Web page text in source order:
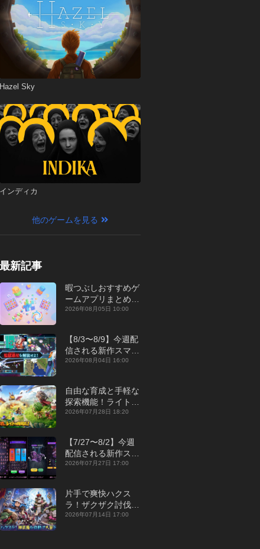
Hazel Sky
インディカ
他のゲームを見る
最新記事
暇つぶしおすすめゲ
ームアプリまとめ｜
オフライン対応あり
2026年08月05日 10:00
【8/3〜8/9】今週配
信される新作スマホ
ゲームをまとめてお
2026年08月04日 16:00
自由な育成と手軽な
探索機能！ライトカ
ジュアルMMORPG
P】
2026年07月28日 18:20
【7/27〜8/2】今週
配信される新作スマ
ホゲームをまとめて
2026年07月27日 17:00
片手で爽快ハクス
ラ！ザクザク討伐し
て神装備を集める放
2026年07月14日 17:00